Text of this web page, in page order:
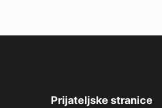
Prijateljske stranice